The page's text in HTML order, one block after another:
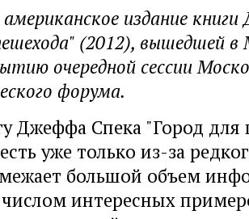
американское издание
(2012), вышедшей в
очередной сессии
форума.
Джеффа Спека "Город для
уже только из-за
большой объем
интересных